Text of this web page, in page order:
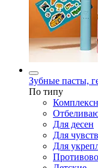
Зубные пасты,
По типу
Для десен
Для
Для